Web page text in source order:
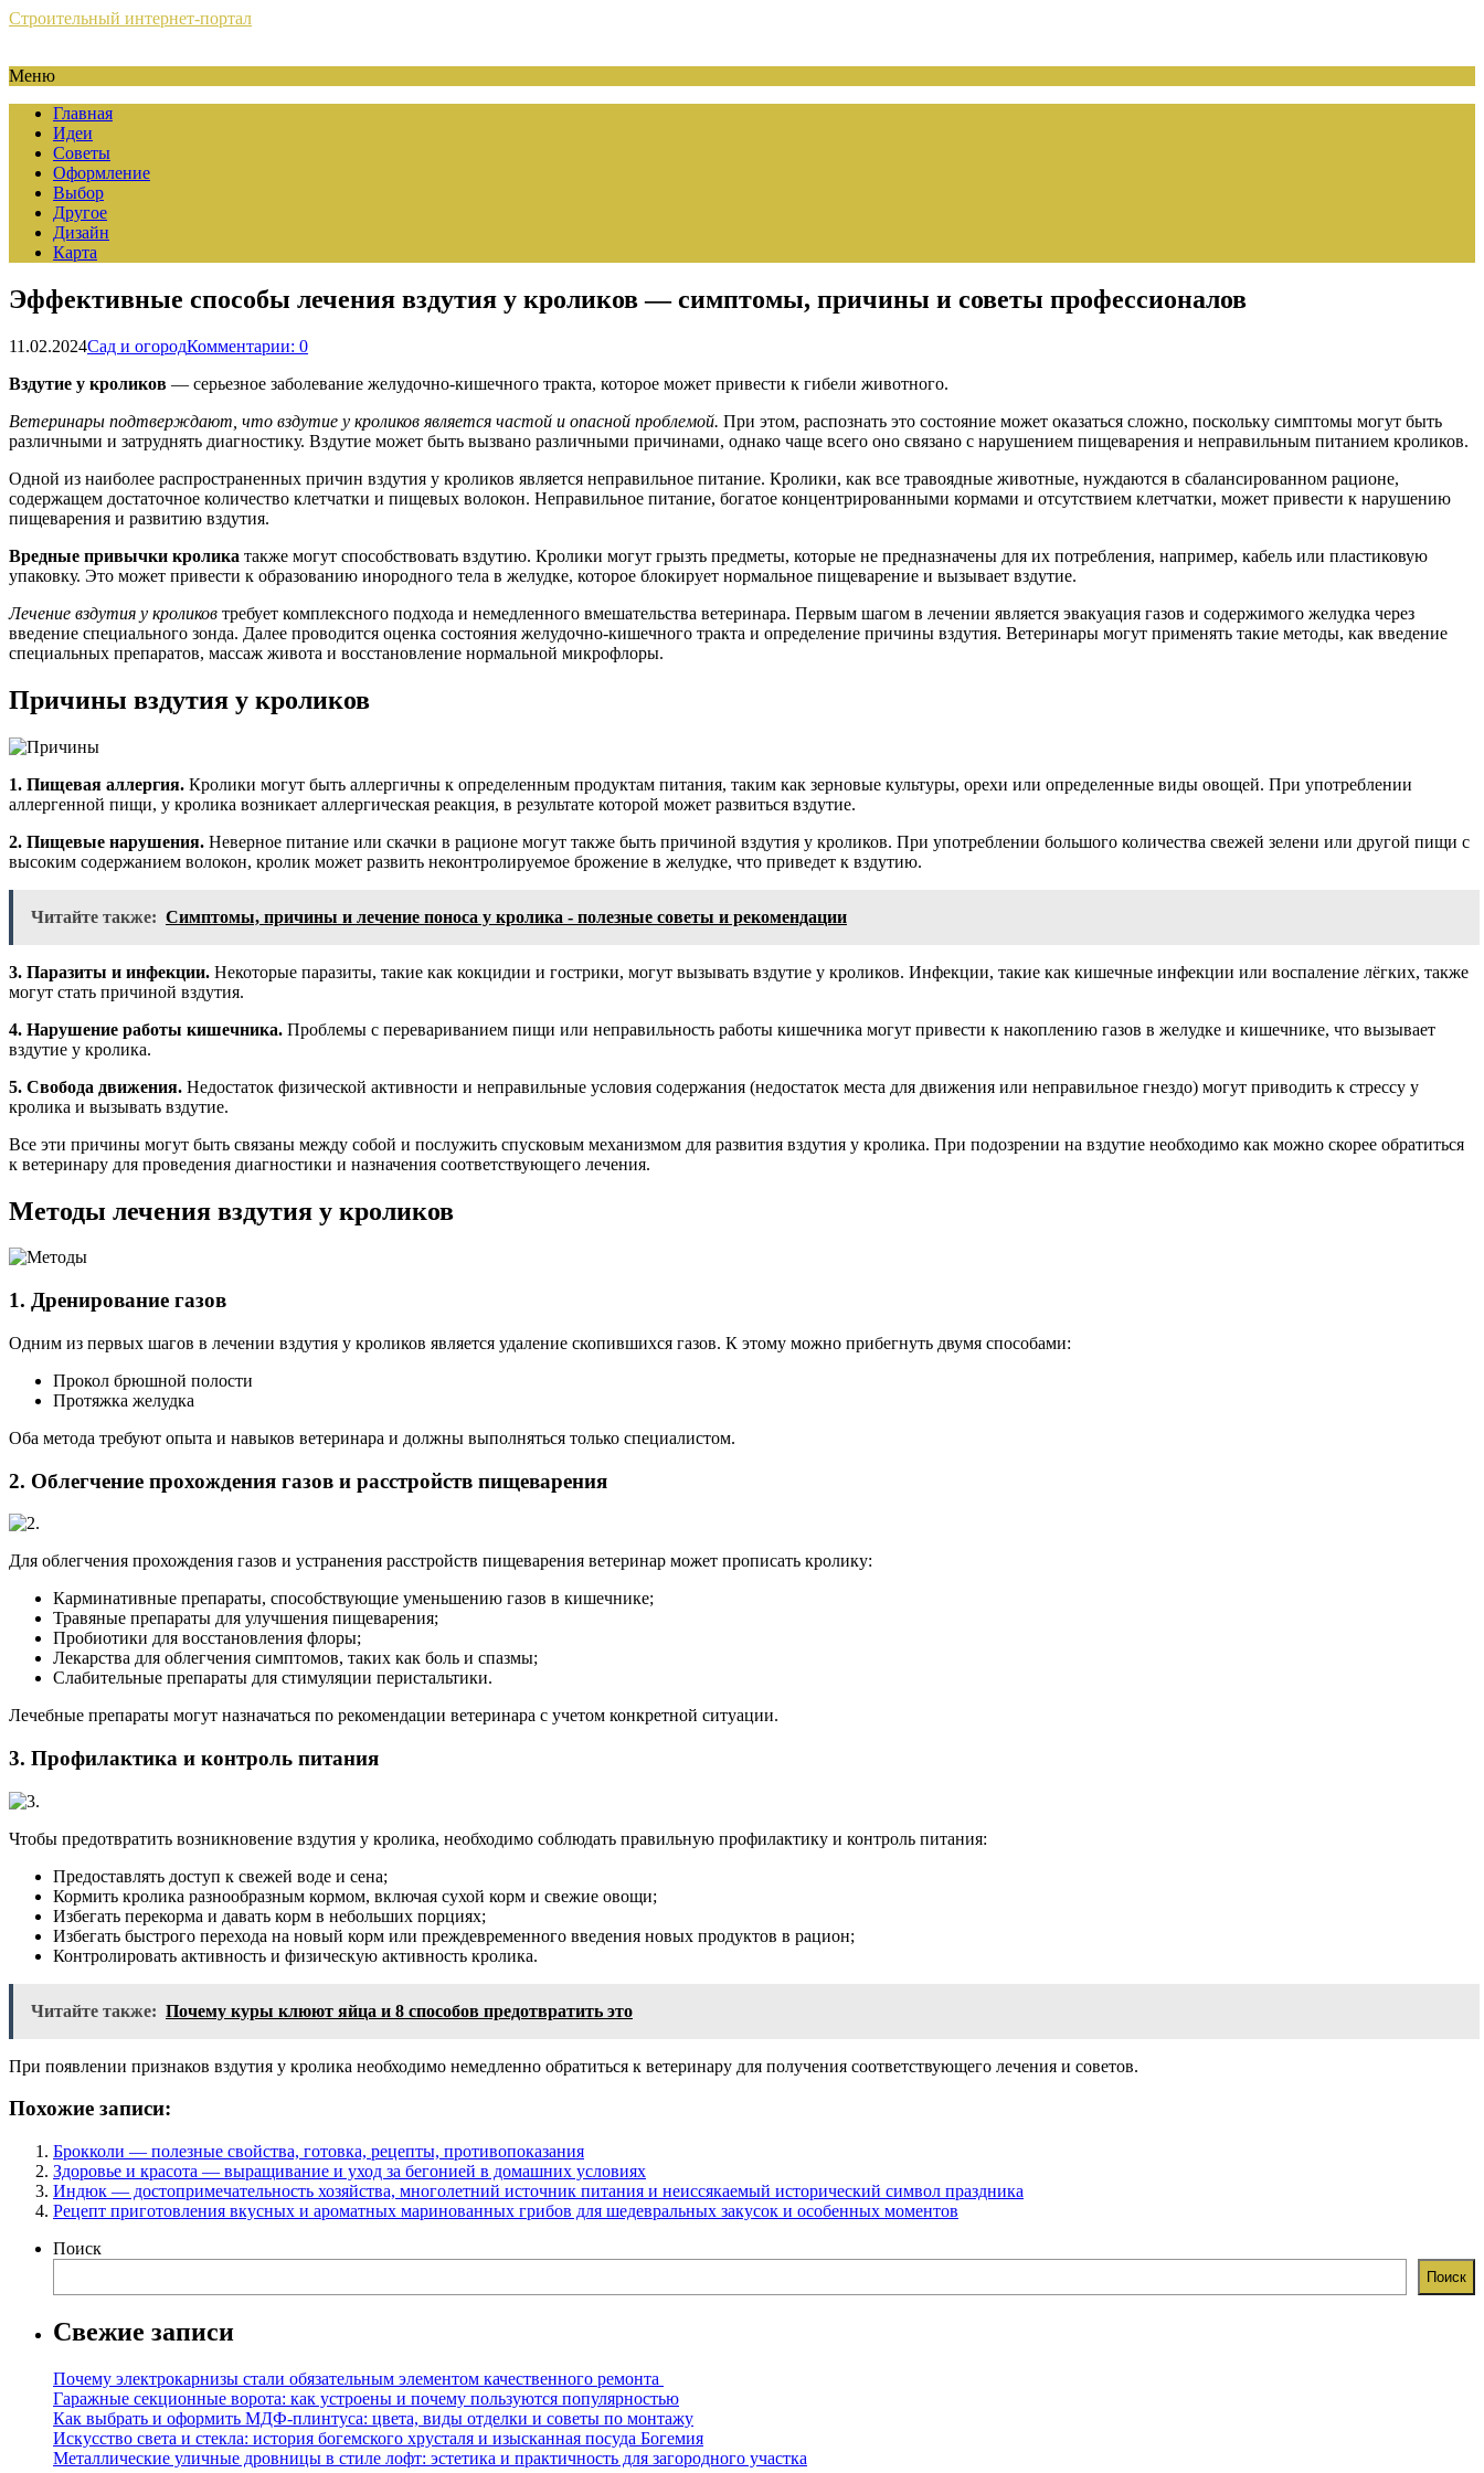
Строительный интернет-портал
Меню
Главная
Идеи
Советы
Оформление
Выбор
Другое
Дизайн
Карта
Эффективные способы лечения вздутия у кроликов — симптомы, причины и советы профессионалов
11.02.2024Сад и огородКомментарии: 0
Вздутие у кроликов — серьезное заболевание желудочно-кишечного тракта, которое может привести к гибели животного.
Ветеринары подтверждают, что вздутие у кроликов является частой и опасной проблемой. При этом, распознать это состояние может оказаться сложно, поскольку симптомы могут быть
различными и затруднять диагностику. Вздутие может быть вызвано различными причинами, однако чаще всего оно связано с нарушением пищеварения и неправильным питанием кроликов.
Одной из наиболее распространенных причин вздутия у кроликов является неправильное питание. Кролики, как все травоядные животные, нуждаются в сбалансированном рационе,
содержащем достаточное количество клетчатки и пищевых волокон. Неправильное питание, богатое концентрированными кормами и отсутствием клетчатки, может привести к нарушению
пищеварения и развитию вздутия.
Вредные привычки кролика также могут способствовать вздутию. Кролики могут грызть предметы, которые не предназначены для их потребления, например, кабель или пластиковую
упаковку. Это может привести к образованию инородного тела в желудке, которое блокирует нормальное пищеварение и вызывает вздутие.
Лечение вздутия у кроликов требует комплексного подхода и немедленного вмешательства ветеринара. Первым шагом в лечении является эвакуация газов и содержимого желудка через
введение специального зонда. Далее проводится оценка состояния желудочно-кишечного тракта и определение причины вздутия. Ветеринары могут применять такие методы, как введение
специальных препаратов, массаж живота и восстановление нормальной микрофлоры.
Причины вздутия у кроликов
1. Пищевая аллергия. Кролики могут быть аллергичны к определенным продуктам питания, таким как зерновые культуры, орехи или определенные виды овощей. При употреблении
аллергенной пищи, у кролика возникает аллергическая реакция, в результате которой может развиться вздутие.
2. Пищевые нарушения. Неверное питание или скачки в рационе могут также быть причиной вздутия у кроликов. При употреблении большого количества свежей зелени или другой пищи с
высоким содержанием волокон, кролик может развить неконтролируемое брожение в желудке, что приведет к вздутию.
Читайте также: Симптомы, причины и лечение поноса у кролика - полезные советы и рекомендации
3. Паразиты и инфекции. Некоторые паразиты, такие как кокцидии и гострики, могут вызывать вздутие у кроликов. Инфекции, такие как кишечные инфекции или воспаление лёгких, также
могут стать причиной вздутия.
4. Нарушение работы кишечника. Проблемы с перевариванием пищи или неправильность работы кишечника могут привести к накоплению газов в желудке и кишечнике, что вызывает
вздутие у кролика.
5. Свобода движения. Недостаток физической активности и неправильные условия содержания (недостаток места для движения или неправильное гнездо) могут приводить к стрессу у
кролика и вызывать вздутие.
Все эти причины могут быть связаны между собой и послужить спусковым механизмом для развития вздутия у кролика. При подозрении на вздутие необходимо как можно скорее обратиться
к ветеринару для проведения диагностики и назначения соответствующего лечения.
Методы лечения вздутия у кроликов
1. Дренирование газов
Одним из первых шагов в лечении вздутия у кроликов является удаление скопившихся газов. К этому можно прибегнуть двумя способами:
Прокол брюшной полости
Протяжка желудка
Оба метода требуют опыта и навыков ветеринара и должны выполняться только специалистом.
2. Облегчение прохождения газов и расстройств пищеварения
Для облегчения прохождения газов и устранения расстройств пищеварения ветеринар может прописать кролику:
Карминативные препараты, способствующие уменьшению газов в кишечнике;
Травяные препараты для улучшения пищеварения;
Пробиотики для восстановления флоры;
Лекарства для облегчения симптомов, таких как боль и спазмы;
Слабительные препараты для стимуляции перистальтики.
Лечебные препараты могут назначаться по рекомендации ветеринара с учетом конкретной ситуации.
3. Профилактика и контроль питания
Чтобы предотвратить возникновение вздутия у кролика, необходимо соблюдать правильную профилактику и контроль питания:
Предоставлять доступ к свежей воде и сена;
Кормить кролика разнообразным кормом, включая сухой корм и свежие овощи;
Избегать перекорма и давать корм в небольших порциях;
Избегать быстрого перехода на новый корм или преждевременного введения новых продуктов в рацион;
Контролировать активность и физическую активность кролика.
Читайте также: Почему куры клюют яйца и 8 способов предотвратить это
При появлении признаков вздутия у кролика необходимо немедленно обратиться к ветеринару для получения соответствующего лечения и советов.
Похожие записи:
Брокколи — полезные свойства, готовка, рецепты, противопоказания
Здоровье и красота — выращивание и уход за бегонией в домашних условиях
Индюк — достопримечательность хозяйства, многолетний источник питания и неиссякаемый исторический символ праздника
Рецепт приготовления вкусных и ароматных маринованных грибов для шедевральных закусок и особенных моментов
Поиск
Поиск
Свежие записи
Почему электрокарнизы стали обязательным элементом качественного ремонта
Гаражные секционные ворота: как устроены и почему пользуются популярностью
Как выбрать и оформить МДФ-плинтуса: цвета, виды отделки и советы по монтажу
Искусство света и стекла: история богемского хрусталя и изысканная посуда Богемия
Металлические уличные дровницы в стиле лофт: эстетика и практичность для загородного участка